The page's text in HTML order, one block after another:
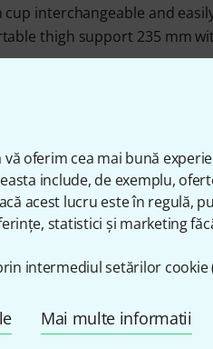
oferim cea mai bună
include, de exemplu,
acest lucru este în regulă,
statistici și marketing
intermediul setărilor cookie
Mai multe informatii
cup interchangeable and
thigh support 235 mm
Film
18
of the Ergoplay playing
quantity: 1 Piece